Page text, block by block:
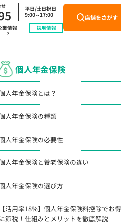
せ
平日/土日祝日
9:00～17:00
業情報 採用情報
店舗をさがす
個人年金保険
人年金保険とは？
人年金保険の種類
人年金保険の必要性
人年金保険と養老保険の違い
人年金保険の選び方
【活用率18%】個人年金保険料控除でお得
に節税！仕組みとメリットを徹底解説